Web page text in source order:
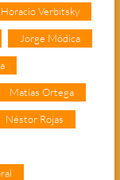
Horacio Verbitsky
Jorge Módica
Matías Ortega
Néstor Rojas